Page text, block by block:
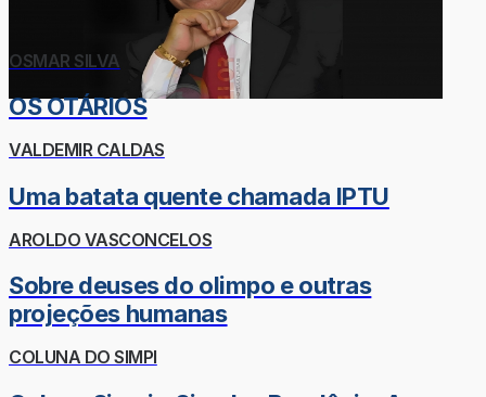
OSMAR SILVA
OS OTÁRIOS
VALDEMIR CALDAS
Uma batata quente chamada IPTU
AROLDO VASCONCELOS
Sobre deuses do olimpo e outras
projeções humanas
COLUNA DO SIMPI